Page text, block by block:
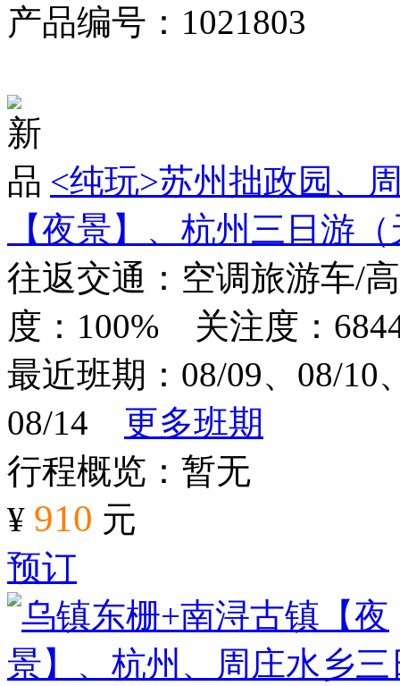
产品编号：1021803
<纯玩>苏州拙政园、
【夜景】、杭州三日游
往返交通：空调旅游车
度：100% 关注度：
最近班期：08/09、08/10
08/14 更多班期
行程概览：暂无
¥ 910 元
预订